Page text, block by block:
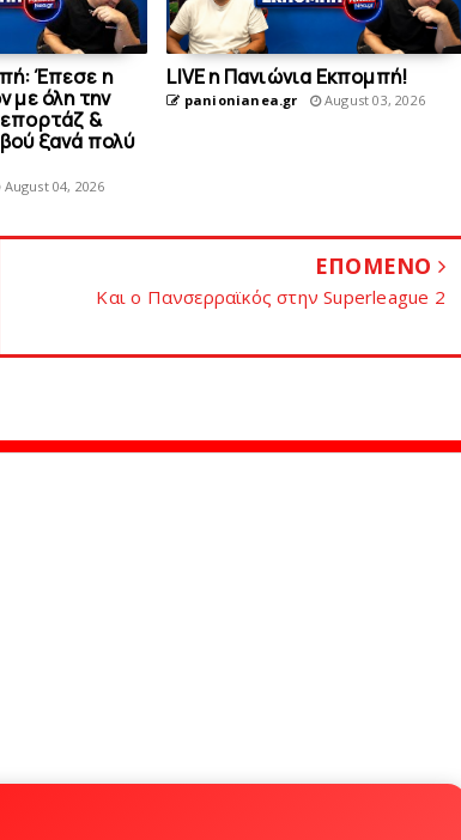
Έπεσε η
με όλη την
&
ξανά πολύ
August 04, 2026
LIVE η Πανιώνια Εκπομπή!
panionianea.gr August 03, 2026
ΕΠΟΜΕΝΟ
Kαι ο Πανσερραϊκός στην Superleague 2